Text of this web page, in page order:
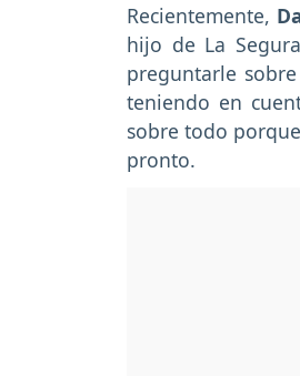
Recientemente,
hijo de La
preguntarle
teniendo en
sobre todo
pronto.